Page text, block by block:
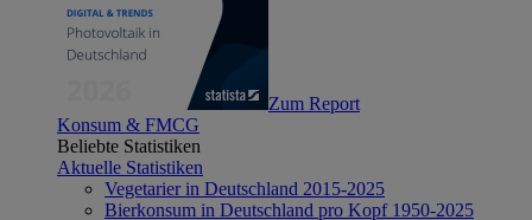
Zum Report
Konsum & FMCG
Beliebte Statistiken
Aktuelle Statistiken
Vegetarier in Deutschland 2015-2025
Bierkonsum in Deutschland pro Kopf 1950-2025